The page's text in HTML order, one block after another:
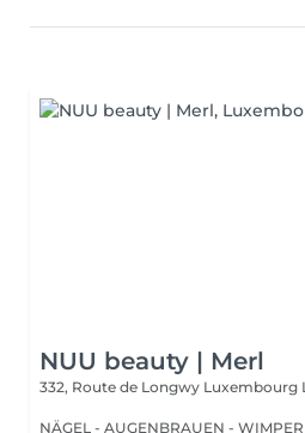
NUU beauty | Merl
332, Route de Longwy Luxembourg
NÄGEL - AUGENBRAUEN -